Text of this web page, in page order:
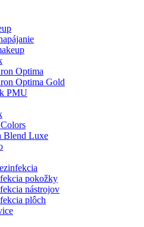
Optima
Optima Gold
PMU
Blend Luxe
pokožky
nástrojov
plôch